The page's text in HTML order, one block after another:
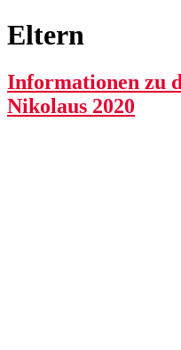
Eltern
Informationen zu
Nikolaus 2020